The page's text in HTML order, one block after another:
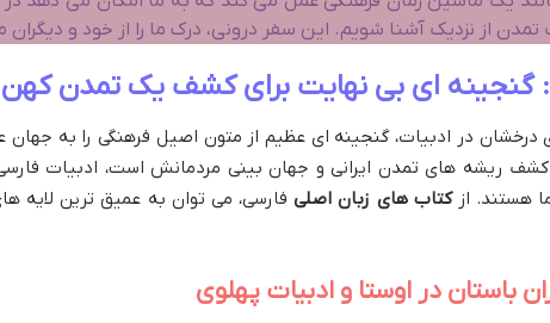
از نزدیک آشنا شویم. این سفر درونی، درک ما را از خود و
گنجینه ای بی نهایت برای کشف یک تمدن کهن
درخشان در ادبیات، گنجینه ای عظیم از متون اصیل فرهنگی را به
ریشه های تمدن ایرانی و جهان بینی مردمانش است، ادبیات
هستند. ازکتاب های زبان اصلیفارسی، می توان به عمیق ترین لایه
باستان در اوستا و ادبیات پهلوی